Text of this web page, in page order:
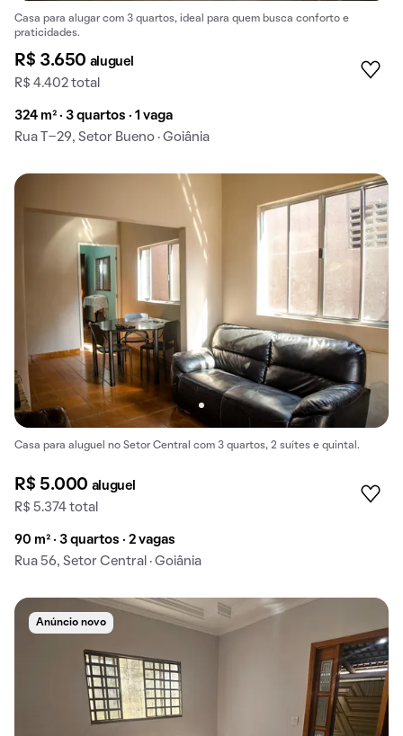
Casa para alugar com 3 quartos, ideal para quem busca conforto e
praticidades.
R$ 3.650 aluguel
R$ 4.402 total
324 m² · 3 quartos · 1 vaga
Rua T-29, Setor Bueno · Goiânia
Casa para aluguel no Setor Central com 3 quartos, 2 suítes e quintal.
R$ 5.000 aluguel
R$ 5.374 total
90 m² · 3 quartos · 2 vagas
Rua 56, Setor Central · Goiânia
Anúncio novo